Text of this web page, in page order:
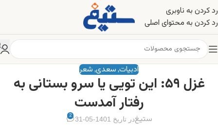
رد کردن به ناوبری
رد کردن به محتوای اصلی
ادبیات, سعدی, شعر
غزل ۵۹: این تویی یا سرو بستانی به
رفتار آمدست
ستیغدر تاریخ 1401-05-31 2